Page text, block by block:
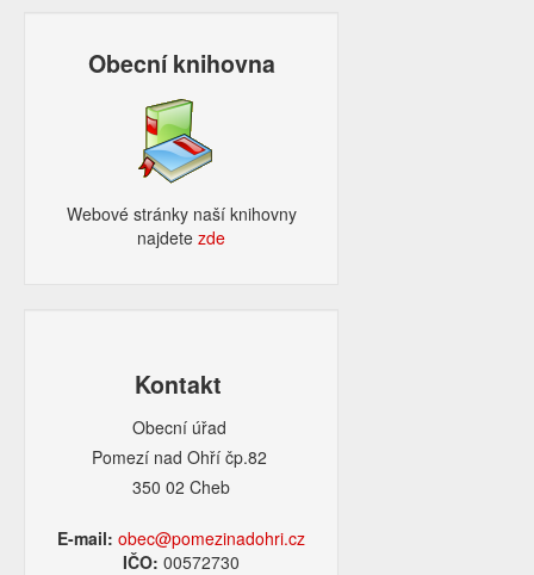
Obecní knihovna
Webové stránky naší knihovny
najdetezde​
Kontakt
Obecní úřad
Pomezí nad Ohří čp.82
350 02 Cheb
E-mail: obec@pomezinadohri.cz
IČO:00572730